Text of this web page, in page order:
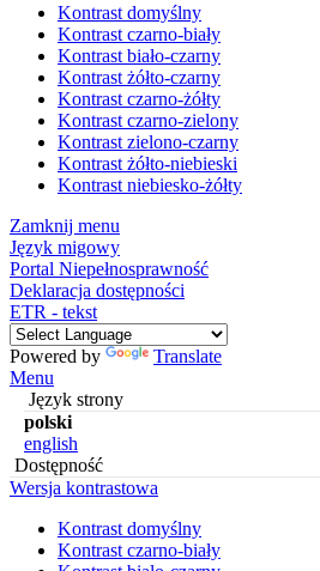
Kontrast domyślny
Kontrast czarno-biały
Kontrast biało-czarny
Kontrast żółto-czarny
Kontrast czarno-żółty
Kontrast czarno-zielony
Kontrast zielono-czarny
Kontrast żółto-niebieski
Kontrast niebiesko-żółty
Zamknij menu
Język migowy
Portal Niepełnosprawność
Deklaracja dostępności
ETR - tekst
Powered by
Translate
Menu
Język strony
polski
english
Dostępność
Wersja kontrastowa
Kontrast domyślny
Kontrast czarno-biały